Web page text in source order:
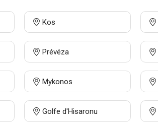
Kos
Prévéza
Mykonos
Golfe d'Hisaronu